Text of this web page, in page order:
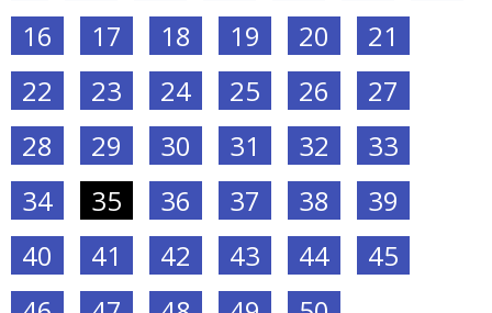
16
17 18 19 20
21
22
23 24 25 26
27
28
29 30 31 32
33
34
35 36 37 38
39
40
41 42 43 44
45